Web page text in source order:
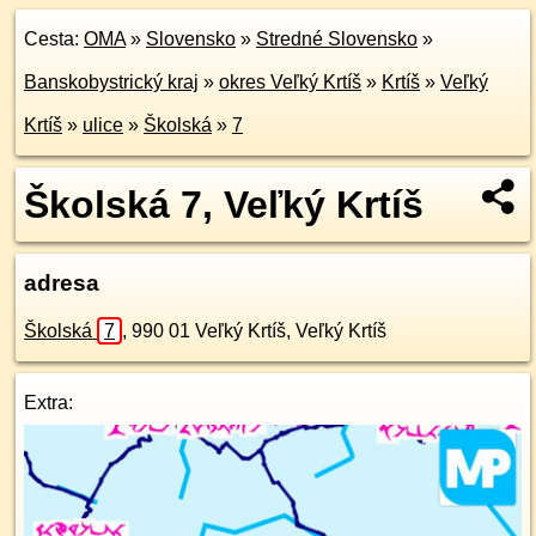
Cesta: OMA» Slovensko » Stredné Slovensko »
Banskobystrický kraj » okres Veľký Krtíš » Krtíš » Veľký
Krtíš » ulice » Školská » 7
Školská 7, Veľký Krtíš
adresa
Školská 7 , 990 01 Veľký Krtíš, Veľký Krtíš
Extra: